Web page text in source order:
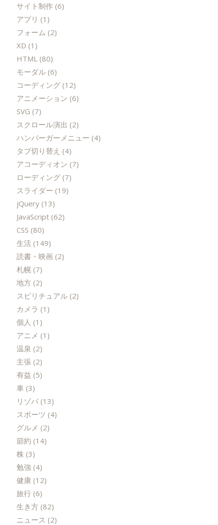
サイト制作(6)
アプリ (1)
フォーム (2)
XD (1)
HTML (80)
モーダル(6)
コーディング(12)
アニメーション (6)
SVG (7)
スクロール演出 (2)
ハンバーガーメニュー (4)
タブ切り替え (4)
アコーディオン (7)
ローディング(7)
スライダー (19)
jQuery(13)
JavaScript(62)
CSS (80)
生活(149)
読書・映画 (2)
札幌(7)
地方(2)
スピリチュアル(2)
カメラ (1)
個人 (1)
アニメ (1)
温泉 (2)
主張 (2)
有益 (5)
車(3)
リゾバ(13)
スポーツ (4)
グルメ (2)
節約 (14)
株(3)
勉強 (4)
健康 (12)
旅行(6)
生き方(82)
ニュース (2)